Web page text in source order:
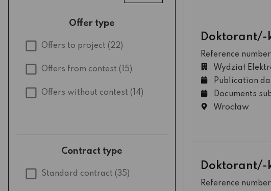
Offer type
Offers to project (22)
Offers from contest (15)
Offers without contest (14)
Contract type
Standard contract (35)
Doktorant/-
Reference
Wydział
Publication
Documents
Wrocław
Doktorant/-
Reference